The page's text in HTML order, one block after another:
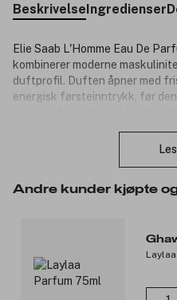
BeskrivelseIngredienser
Elie Saab L'Homme Eau De
kombinerer moderne
duftprofil. Duften åpner med
energisk førsteinntrykk, før
patchouli gir en rik,
Hjertenoter: Sedertre og
Bunnoter: Myrra og
3355286
Andre kunder kjøpte